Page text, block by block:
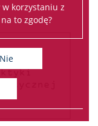
korzystaniu z
to zgodę?
Nie